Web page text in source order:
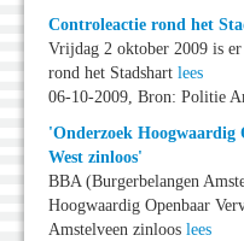
Controleactie rond het
Vrijdag 2 oktober 2009 is er
rond het Stadshart lees
06-10-2009, Bron: Politie
'Onderzoek Hoogwaardig
West zinloos'
BBA (Burgerbelangen
Hoogwaardig Openbaar
Amstelveen zinloos lees